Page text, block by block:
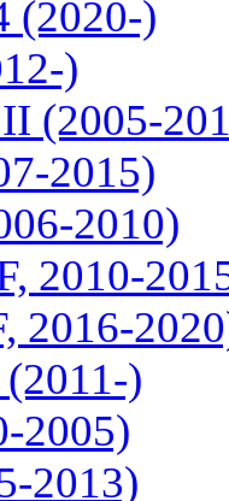
(2020-)
)
(2005-
2015)
2010)
2010-
2016-
)
2005)
2013)